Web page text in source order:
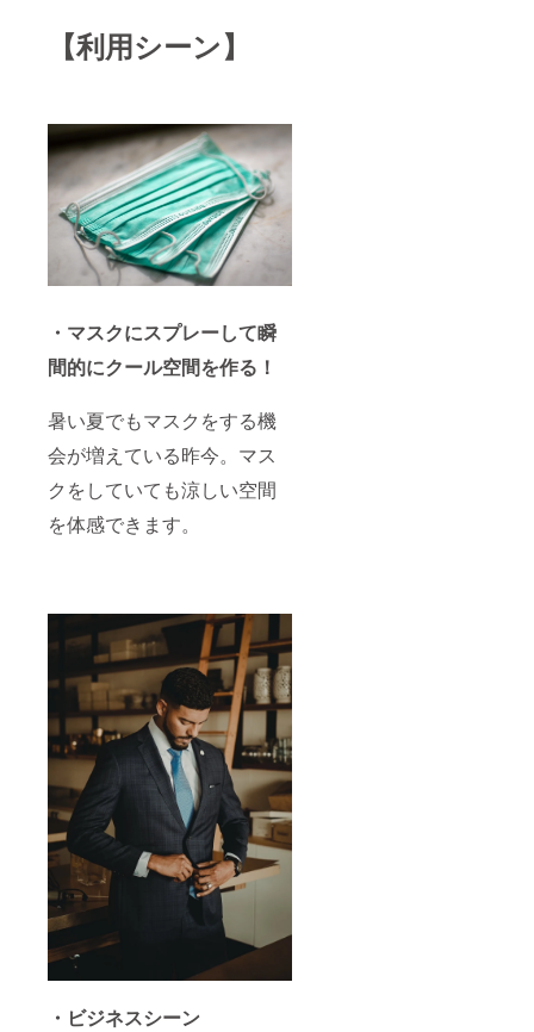
【利用シーン】
・マスクにスプレーして瞬
間的にクール空間を作る！
暑い夏でもマスクをする機
会が増えている昨今。マス
クをしていても涼しい空間
を体感できます。
・ビジネスシーン